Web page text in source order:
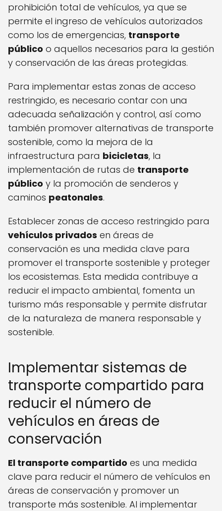
prohibición total de vehículos, ya que se
permite el ingreso de vehículos autorizados
como los de emergencias, transporte
público o aquellos necesarios para la gestión
y conservación de las áreas protegidas.
Para implementar estas zonas de acceso
restringido, es necesario contar con una
adecuada señalización y control, así como
también promover alternativas de transporte
sostenible, como la mejora de la
infraestructura para bicicletas, la
implementación de rutas de transporte
público y la promoción de senderos y
caminos peatonales.
Establecer zonas de acceso restringido para
vehículos privados en áreas de
conservación es una medida clave para
promover el transporte sostenible y proteger
los ecosistemas. Esta medida contribuye a
reducir el impacto ambiental, fomenta un
turismo más responsable y permite disfrutar
de la naturaleza de manera responsable y
sostenible.
Implementar sistemas de
transporte compartido para
reducir el número de
vehículos en áreas de
conservación
El transporte compartido es una medida
clave para reducir el número de vehículos en
áreas de conservación y promover un
transporte más sostenible. Al implementar